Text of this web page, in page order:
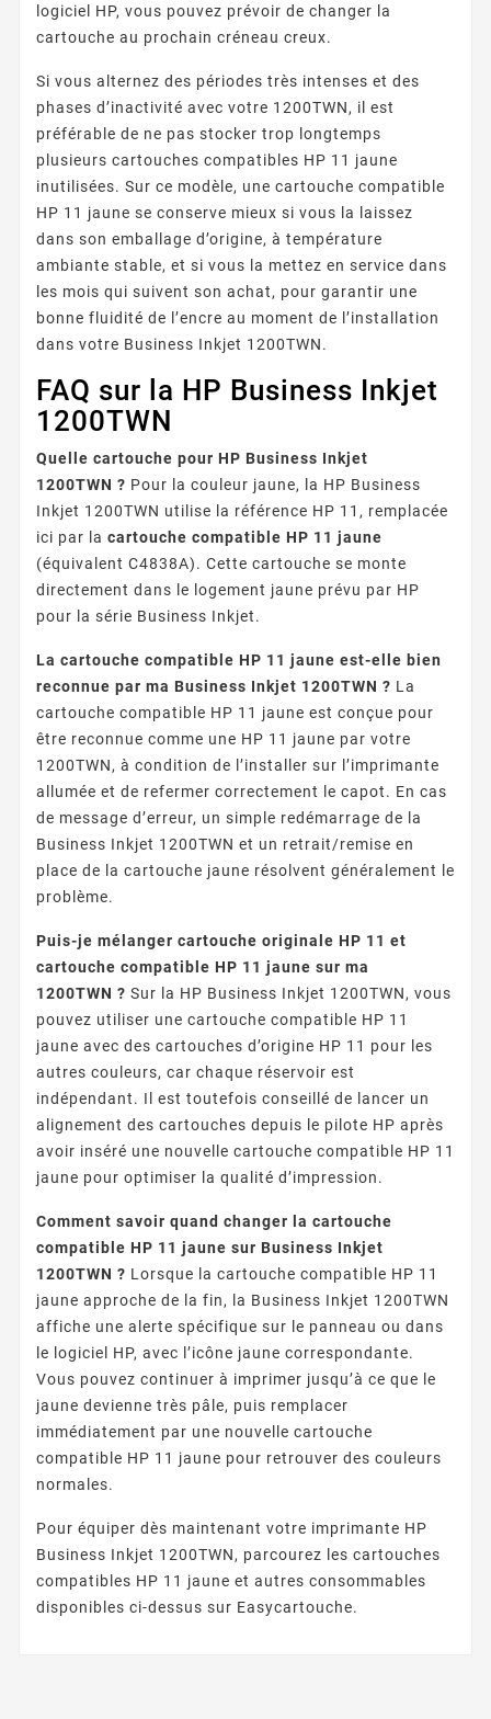
logiciel HP, vous pouvez prévoir de changer la
cartouche au prochain créneau creux.
Si vous alternez des périodes très intenses et des
phases d’inactivité avec votre 1200TWN, il est
préférable de ne pas stocker trop longtemps
plusieurs cartouches compatibles HP 11 jaune
inutilisées. Sur ce modèle, une cartouche compatible
HP 11 jaune se conserve mieux si vous la laissez
dans son emballage d’origine, à température
ambiante stable, et si vous la mettez en service dans
les mois qui suivent son achat, pour garantir une
bonne fluidité de l’encre au moment de l’installation
dans votre Business Inkjet 1200TWN.
FAQ sur la HP Business Inkjet
1200TWN
Quelle cartouche pour HP Business Inkjet
1200TWN ? Pour la couleur jaune, la HP Business
Inkjet 1200TWN utilise la référence HP 11, remplacée
ici par la cartouche compatible HP 11 jaune
(équivalent C4838A). Cette cartouche se monte
directement dans le logement jaune prévu par HP
pour la série Business Inkjet.
La cartouche compatible HP 11 jaune est-elle bien
reconnue par ma Business Inkjet 1200TWN ? La
cartouche compatible HP 11 jaune est conçue pour
être reconnue comme une HP 11 jaune par votre
1200TWN, à condition de l’installer sur l’imprimante
allumée et de refermer correctement le capot. En cas
de message d’erreur, un simple redémarrage de la
Business Inkjet 1200TWN et un retrait/remise en
place de la cartouche jaune résolvent généralement le
problème.
Puis-je mélanger cartouche originale HP 11 et
cartouche compatible HP 11 jaune sur ma
1200TWN ? Sur la HP Business Inkjet 1200TWN, vous
pouvez utiliser une cartouche compatible HP 11
jaune avec des cartouches d’origine HP 11 pour les
autres couleurs, car chaque réservoir est
indépendant. Il est toutefois conseillé de lancer un
alignement des cartouches depuis le pilote HP après
avoir inséré une nouvelle cartouche compatible HP 11
jaune pour optimiser la qualité d’impression.
Comment savoir quand changer la cartouche
compatible HP 11 jaune sur Business Inkjet
1200TWN ? Lorsque la cartouche compatible HP 11
jaune approche de la fin, la Business Inkjet 1200TWN
affiche une alerte spécifique sur le panneau ou dans
le logiciel HP, avec l’icône jaune correspondante.
Vous pouvez continuer à imprimer jusqu’à ce que le
jaune devienne très pâle, puis remplacer
immédiatement par une nouvelle cartouche
compatible HP 11 jaune pour retrouver des couleurs
normales.
Pour équiper dès maintenant votre imprimante HP
Business Inkjet 1200TWN, parcourez les cartouches
compatibles HP 11 jaune et autres consommables
disponibles ci-dessus sur Easycartouche.